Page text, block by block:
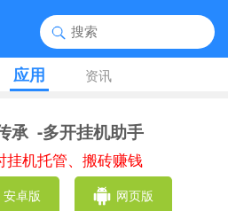
应用 资讯
承 -多开挂机助手
挂机托管、搬砖赚钱
安卓版 网页版